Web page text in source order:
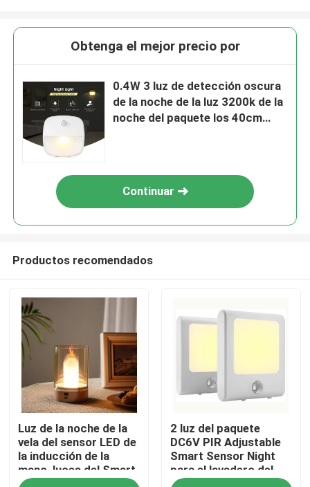
Hogar
Productos
Obtenga el mejor precio por
0.4W 3 luz de detección oscura
de la noche de la luz 3200k de la
noche del paquete los 40cm
Continuar
Productos recomendados
Luz de la noche de la
vela del sensor LED de
la inducción de la
mano, luces del Smart
Home para el
2 luz del paquete
DC6V PIR Adjustable
Smart Sensor Night
para el lavadero del
garaje